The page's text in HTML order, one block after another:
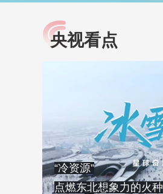
小央视频
央视网原创视频子品牌，
央视看点
“冷资源”
点燃东北想象力的火种